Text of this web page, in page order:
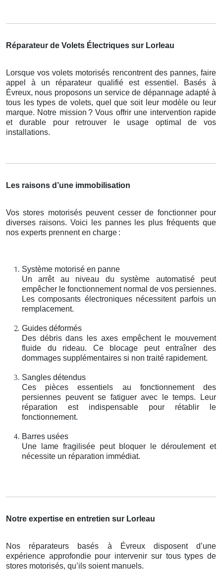
Réparateur de Volets Électriques sur Lorleau
Lorsque vos volets motorisés rencontrent des pannes, faire
appel à un réparateur qualifié est essentiel. Basés à
Évreux, nous proposons un service de dépannage adapté à
tous les types de volets, quel que soit leur modèle ou leur
marque. Notre mission ? Vous offrir une intervention rapide
et durable pour retrouver le usage optimal de vos
installations.
Les raisons d’une immobilisation
Vos stores motorisés peuvent cesser de fonctionner pour
diverses raisons. Voici les pannes les plus fréquents que
nos experts prennent en charge :
Système motorisé en panne
Un arrêt au niveau du système automatisé peut
empêcher le fonctionnement normal de vos persiennes.
Les composants électroniques nécessitent parfois un
remplacement.
Guides déformés
Des débris dans les axes empêchent le mouvement
fluide du rideau. Ce blocage peut entraîner des
dommages supplémentaires si non traité rapidement.
Sangles détendus
Ces pièces essentiels au fonctionnement des
persiennes peuvent se fatiguer avec le temps. Leur
réparation est indispensable pour rétablir le
fonctionnement.
Barres usées
Une lame fragilisée peut bloquer le déroulement et
nécessite un réparation immédiat.
Notre expertise en entretien sur Lorleau
Nos réparateurs basés à Évreux disposent d’une
expérience approfondie pour intervenir sur tous types de
stores motorisés, qu’ils soient manuels.